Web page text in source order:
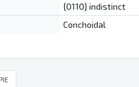
{0110} indistinct
Conchoidal